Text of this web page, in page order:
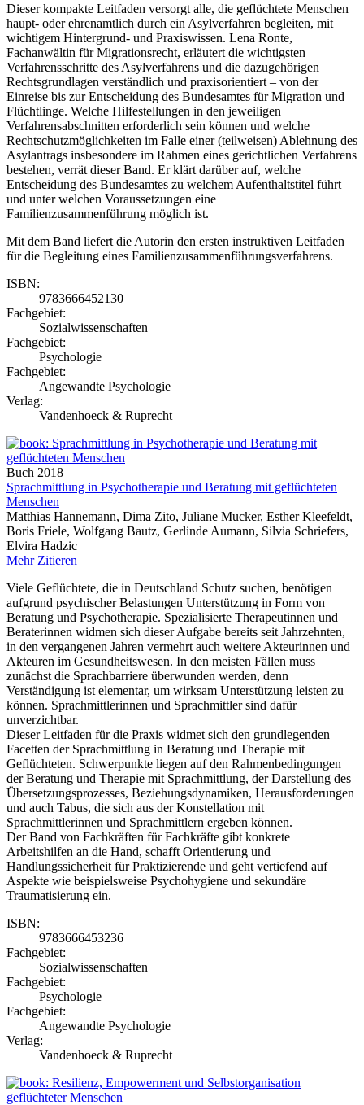
Dieser kompakte Leitfaden versorgt alle, die geflüchtete Menschen
haupt- oder ehrenamtlich durch ein Asylverfahren begleiten, mit
wichtigem Hintergrund- und Praxiswissen. Lena Ronte,
Fachanwältin für Migrationsrecht, erläutert die wichtigsten
Verfahrensschritte des Asylverfahrens und die dazugehörigen
Rechtsgrundlagen verständlich und praxisorientiert – von der
Einreise bis zur Entscheidung des Bundesamtes für Migration und
Flüchtlinge. Welche Hilfestellungen in den jeweiligen
Verfahrensabschnitten erforderlich sein können und welche
Rechtschutzmöglichkeiten im Falle einer (teilweisen) Ablehnung des
Asylantrags insbesondere im Rahmen eines gerichtlichen Verfahrens
bestehen, verrät dieser Band. Er klärt darüber auf, welche
Entscheidung des Bundesamtes zu welchem Aufenthaltstitel führt
und unter welchen Voraussetzungen eine
Familienzusammenführung möglich ist.
Mit dem Band liefert die Autorin den ersten instruktiven Leitfaden
für die Begleitung eines Familienzusammenführungsverfahrens.
ISBN:
9783666452130
Fachgebiet:
Sozialwissenschaften
Fachgebiet:
Psychologie
Fachgebiet:
Angewandte Psychologie
Verlag:
Vandenhoeck & Ruprecht
Buch 2018
Sprachmittlung in Psychotherapie und Beratung mit geflüchteten
Menschen
Matthias Hannemann, Dima Zito, Juliane Mucker, Esther Kleefeldt,
Boris Friele, Wolfgang Bautz, Gerlinde Aumann, Silvia Schriefers,
Elvira Hadzic
Mehr Zitieren
Viele Geflüchtete, die in Deutschland Schutz suchen, benötigen
aufgrund psychischer Belastungen Unterstützung in Form von
Beratung und Psychotherapie. Spezialisierte Therapeutinnen und
Beraterinnen widmen sich dieser Aufgabe bereits seit Jahrzehnten,
in den vergangenen Jahren vermehrt auch weitere Akteurinnen und
Akteuren im Gesundheitswesen. In den meisten Fällen muss
zunächst die Sprachbarriere überwunden werden, denn
Verständigung ist elementar, um wirksam Unterstützung leisten zu
können. Sprachmittlerinnen und Sprachmittler sind dafür
unverzichtbar.
Dieser Leitfaden für die Praxis widmet sich den grundlegenden
Facetten der Sprachmittlung in Beratung und Therapie mit
Geflüchteten. Schwerpunkte liegen auf den Rahmenbedingungen
der Beratung und Therapie mit Sprachmittlung, der Darstellung des
Übersetzungsprozesses, Beziehungsdynamiken, Herausforderungen
und auch Tabus, die sich aus der Konstellation mit
Sprachmittlerinnen und Sprachmittlern ergeben können.
Der Band von Fachkräften für Fachkräfte gibt konkrete
Arbeitshilfen an die Hand, schafft Orientierung und
Handlungssicherheit für Praktizierende und geht vertiefend auf
Aspekte wie beispielsweise Psychohygiene und sekundäre
Traumatisierung ein.
ISBN:
9783666453236
Fachgebiet:
Sozialwissenschaften
Fachgebiet:
Psychologie
Fachgebiet:
Angewandte Psychologie
Verlag:
Vandenhoeck & Ruprecht